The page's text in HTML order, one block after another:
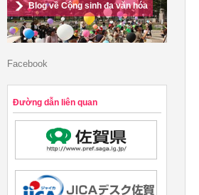
Blog về Cộng sinh đa văn hóa
Facebook
Đường dẫn liên quan